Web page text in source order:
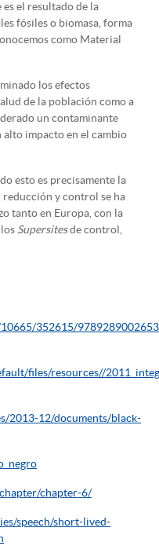
el resultado de la
fósiles o biomasa, forma
como Material
los efectos
de la población como a
un contaminante
alto impacto en el cambio
esto es precisamente la
reducción y control se ha
tanto en Europa, con la
Supersitesde control,
352615/
files/resources//
2013-12/documents/black-
chapter-6/
speech/short-lived-